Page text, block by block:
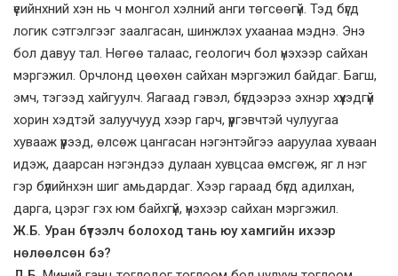
үеийнхний хэн нь ч монгол хэлний анги төгсөөгүй. Тэд бүгд
логик сэтгэлгээг заалгасан, шинжлэх ухаанаа мэднэ. Энэ
бол давуу тал. Нөгөө талаас, геологич бол үнэхээр сайхан
мэргэжил. Орчлонд цөөхөн сайхан мэргэжил байдаг. Багш,
эмч, тэгээд хайгуулч. Яагаад гэвэл, бүгдээрээ эхнэр хүүхэдгүй
хорин хэдтэй залуучууд хээр гарч, үүргэвчтэй чулуугаа
хувааж үүрээд, өлсөж цангасан нэгэнтэйгээ ааруулаа хуваан
идэж, даарсан нэгэндээ дулаан хувцсаа өмсгөж, яг л нэг
гэр бүлийнхэн шиг амьдардаг. Хээр гараад бүгд адилхан,
дарга, цэрэг гэх юм байхгүй, үнэхээр сайхан мэргэжил.
Ж.Б. Уран бүтээлч болоход тань юу хамгийн ихээр
нөлөөлсөн бэ?